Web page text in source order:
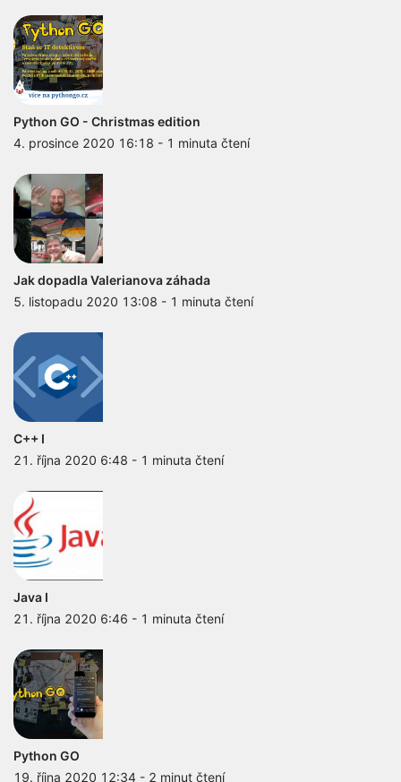
Python GO - Christmas edition
4. prosince 2020 16:18 - 1 minuta čtení
Jak dopadla Valerianova záhada
5. listopadu 2020 13:08 - 1 minuta čtení
C++ I
21. října 2020 6:48 - 1 minuta čtení
Java I
21. října 2020 6:46 - 1 minuta čtení
Python GO
19. října 2020 12:34 - 2 minut čtení